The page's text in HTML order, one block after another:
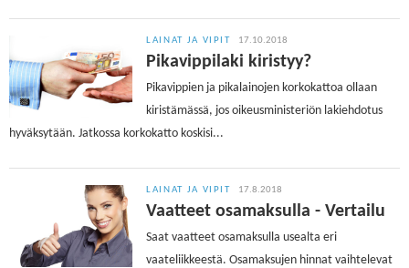
LAINAT JA VIPIT 17.10.2018
Pikavippilaki kiristyy?
Pikavippien ja pikalainojen korkokattoa ollaan
kiristämässä, jos oikeusministeriön lakiehdotus
hyväksytään. Jatkossa korkokatto koskisi...
LAINAT JA VIPIT 17.8.2018
Vaatteet osamaksulla - Vertailu
Saat vaatteet osamaksulla usealta eri
vaateliikkeestä. Osamaksujen hinnat vaihtelevat